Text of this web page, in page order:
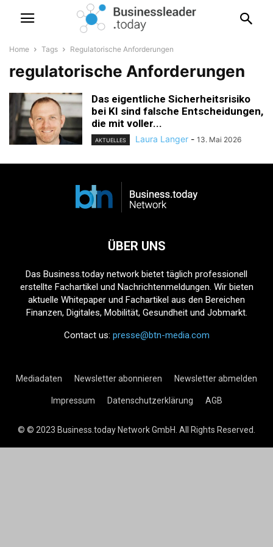
Home Tags Regulatorische Anforderungen
regulatorische Anforderungen
Das eigentliche Sicherheitsrisiko
bei KI sind falsche Entscheidungen,
die mit voller...
AKTUELLES Laura Langer - 13. Mai 2026
ÜBER UNS
Das Business.today network bietet täglich professionell
erstellte Fachartikel und Nachrichtenmeldungen. Wir bieten
aktuelle Whitepaper und Fachartikel aus den Bereichen
Finanzen, Digitales, Mobilität, Gesundheit und Jobmarkt.
Contact us: presse@btn-media.com
Mediadaten Newsletter abonnieren Newsletter abmelden
Impressum Datenschutzerklärung AGB
© © 2023 Business.today Network GmbH. All Rights Reserved.